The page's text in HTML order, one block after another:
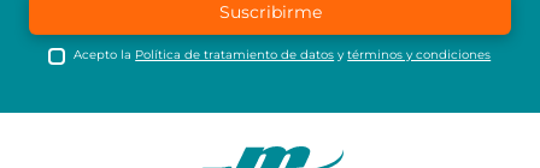
Suscribirme
Acepto la Política de tratamiento de datos ytérminos y condiciones